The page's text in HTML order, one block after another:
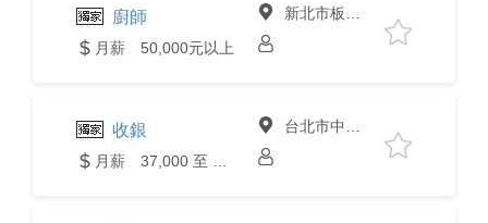
廚師
月薪 50,000元以上
新北市板橋區
收銀 台北市中山區